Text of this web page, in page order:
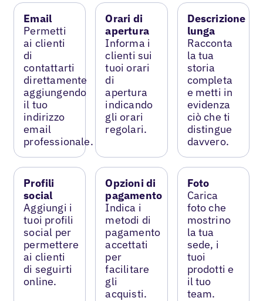
Email
Permetti
ai clienti
di
contattarti
direttamente
aggiungendo
il tuo
indirizzo
email
professionale.
Orari di
apertura
Informa i
clienti sui
tuoi orari
di
apertura
indicando
gli orari
regolari.
Descrizione
lunga
Racconta
la tua
storia
completa
e metti in
evidenza
ciò che ti
distingue
davvero.
Profili
social
Aggiungi i
tuoi profili
social per
permettere
ai clienti
di seguirti
online.
Opzioni di
pagamento
Indica i
metodi di
pagamento
accettati
per
facilitare
gli
acquisti.
Foto
Carica
foto che
mostrino
la tua
sede, i
tuoi
prodotti e
il tuo
team.